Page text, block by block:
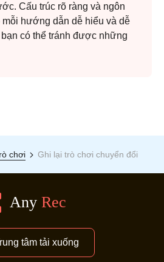
Cấu trúc rõ ràng và ngôn
hướng dẫn dễ hiểu và dễ
có thể tránh được những
chơi Ghi lại trò chơi chuyển đổi
tâm tải xuống